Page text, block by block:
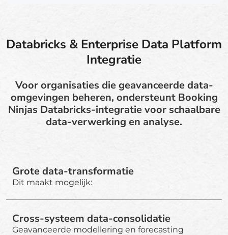
Databricks & Enterprise Data Platform
Integratie
Voor organisaties die geavanceerde data-
omgevingen beheren, ondersteunt Booking
Ninjas Databricks-integratie voor schaalbare
data-verwerking en analyse.
Grote data-transformatie
Dit maakt mogelijk:
Cross-systeem data-consolidatie
Geavanceerde modellering en forecasting